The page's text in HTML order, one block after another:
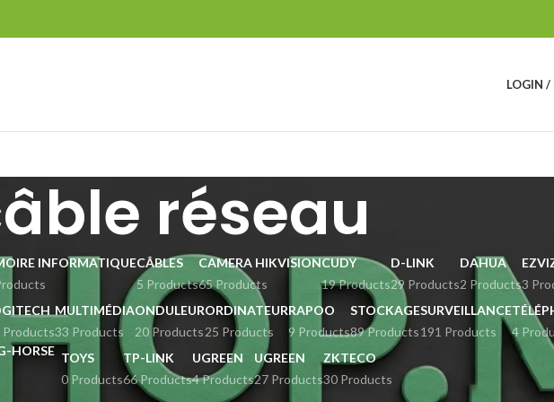
LOGIN /
réseau
INFORMATIQUECÂBLES
5 Products
CAMERA HIKVISION
65 Products
CUDY
19 Products
D-LINK
29 Products
DAHUA
2 Products3
Products
MULTIMÉDIA
33 Products
ONDULEUR
20 Products
ORDINATEUR
25 Products
RAPOO
9 Products
STOCKAGE
89 Products
SURVEILLANCE
191 Products
4
TOYS
0 Products
TP-LINK
66 Products
UGREEN
4 Products
UGREEN
27 Products
ZKTECO
30 Products